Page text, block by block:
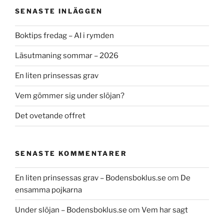
SENASTE INLÄGGEN
Boktips fredag – AI i rymden
Läsutmaning sommar – 2026
En liten prinsessas grav
Vem gömmer sig under slöjan?
Det ovetande offret
SENASTE KOMMENTARER
En liten prinsessas grav – Bodensboklus.se om De
ensamma pojkarna
Under slöjan – Bodensboklus.se om Vem har sagt